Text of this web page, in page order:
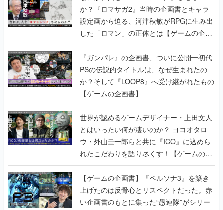
か？『ロマサガ2』当時の企画書とキャラ
設定画から迫る、河津秋敏がRPGに生み出
した「ロマン」の正体とは【ゲームの企画
書】
『ガンパレ』の企画書、ついに公開━初代
PSの伝説的タイトルは、なぜ生まれたの
か？そして『LOOP8』へ受け継がれたもの
【ゲームの企画書】
世界が認めるゲームデザイナー・上田文人
とはいったい何が凄いのか？ ヨコオタロ
ウ・外山圭一郎らと共に『ICO』に込めら
れたこだわりを語り尽くす！【ゲームの企
画書】
【ゲームの企画書】『ペルソナ3』を築き
上げたのは反骨心とリスペクトだった。赤
い企画書のもとに集った“愚連隊”がシリー